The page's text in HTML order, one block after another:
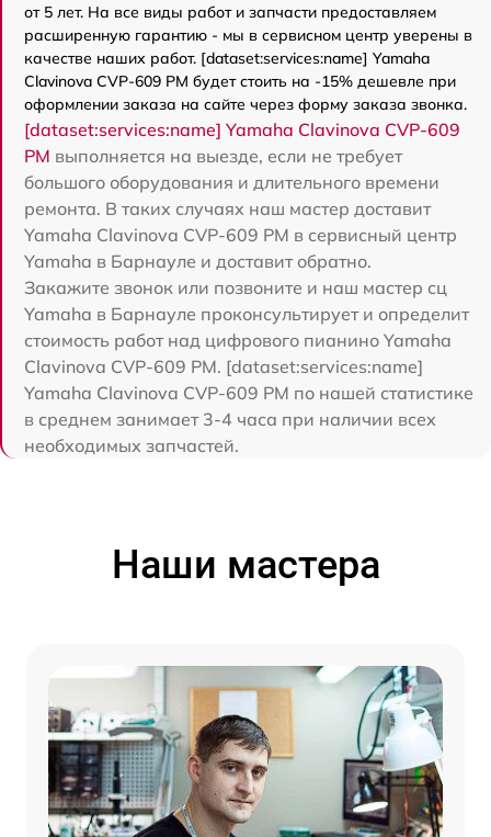
от 5 лет. На все виды работ и запчасти предоставляем
расширенную гарантию - мы в сервисном центр уверены в
качестве наших работ. [dataset:services:name] Yamaha
Clavinova CVP-609 PM будет стоить на -15% дешевле при
оформлении заказа на сайте через форму заказа звонка.
[dataset:services:name] Yamaha Clavinova CVP-609
PM выполняется на выезде, если не требует
большого оборудования и длительного времени
ремонта. В таких случаях наш мастер доставит
Yamaha Clavinova CVP-609 PM в сервисный центр
Yamaha в Барнауле и доставит обратно.
Закажите звонок или позвоните и наш мастер сц
Yamaha в Барнауле проконсультирует и определит
стоимость работ над цифрового пианино Yamaha
Clavinova CVP-609 PM. [dataset:services:name]
Yamaha Clavinova CVP-609 PM по нашей статистике
в среднем занимает 3-4 часа при наличии всех
необходимых запчастей.
Наши мастера